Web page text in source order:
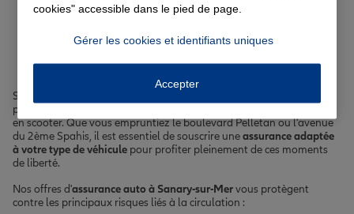
Votre assurance auto, moto
ou scooter à Sanary-sur-Mer
Sanary-sur-Mer, avec son climat méditerranéen et ses paysages
pittoresques, est un lieu propice aux balades en voiture, à moto ou
en scooter. Que vous empruntiez le boulevard Pelletan ou l'avenue
du 2ème Spahis, il est essentiel de souscrire uneassurance adaptée
à votre type de véhicule pour profiter pleinement de ces moments
de liberté.
Nos offres d'assurance auto à Sanary-sur-Mervous protègent
contre les principaux risques liés à la circulation :
cookies" accessible dans le pied de page.
Gérer les cookies et identifiants uniques
Accepter